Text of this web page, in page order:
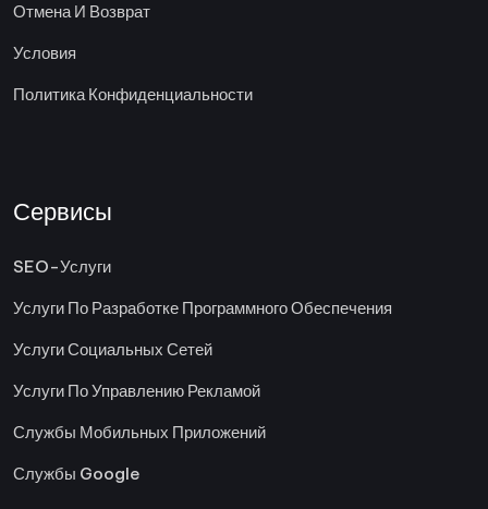
Отмена И Возврат
Условия
Политика Конфиденциальности
Сервисы
SEO-Услуги
Услуги По Разработке Программного Обеспечения
Услуги Социальных Сетей
Услуги По Управлению Рекламой
Службы Мобильных Приложений
Службы Google